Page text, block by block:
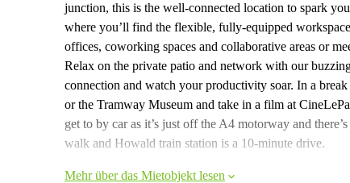
junction, this is the well-connected location to spark
where you’ll find the flexible, fully-equipped
offices, coworking spaces and collaborative areas or
Relax on the private patio and network with our
connection and watch your productivity soar. In a
or the Tramway Museum and take in a film at
get to by car as it’s just off the A4 motorway and
walk and Howald train station is a 10-minute drive.
Mehr über das Mietobjekt lesen